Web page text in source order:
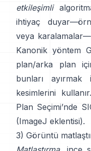
etkileşimli
ihtiyaç
veya
Kanonik yöntem
plan/arka plan
bunları
kesimlerini
Plan Seçimi’nde
(ImageJ eklentisi).
3) Görüntü